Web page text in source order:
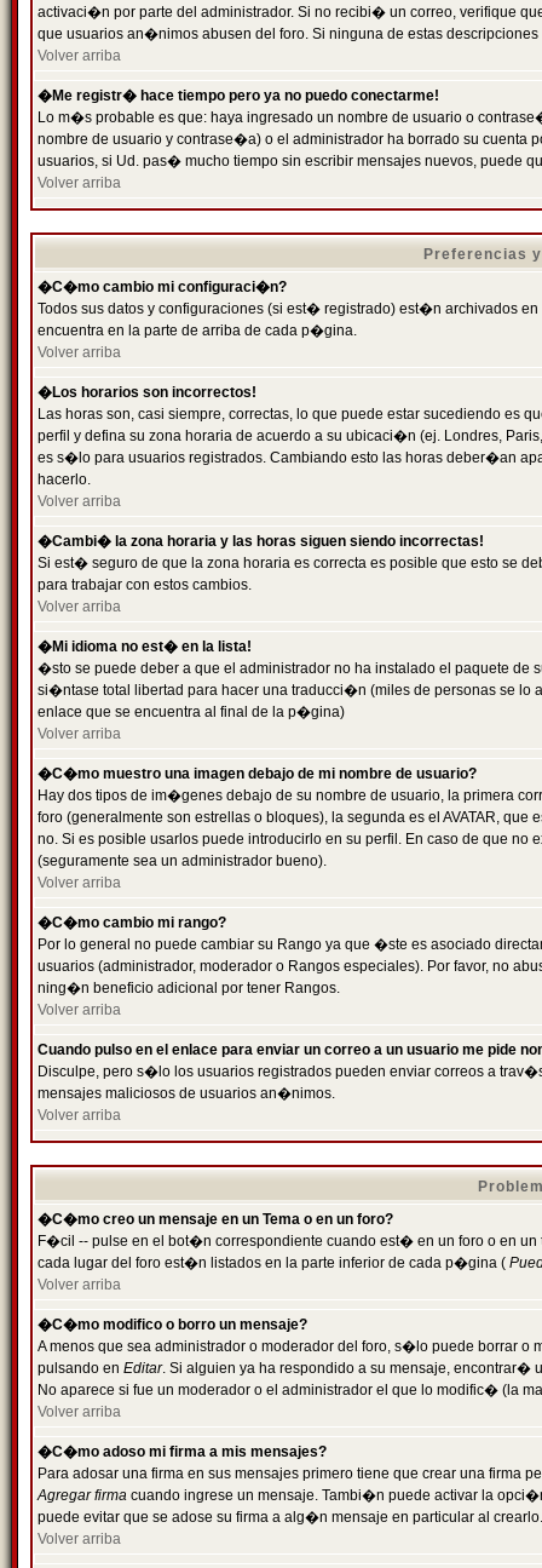
activaci�n por parte del administrador. Si no recibi� un correo, verifique
que usuarios an�nimos abusen del foro. Si ninguna de estas
Volver arriba
�Me registr� hace tiempo pero ya no puedo conectarme!
Lo m�s probable es que: haya ingresado un nombre de usuario o
nombre de usuario y contrase�a) o el administrador ha borrado su
usuarios, si Ud. pas� mucho tiempo sin escribir mensajes nuevos, puede
Volver arriba
Preferencias
�C�mo cambio mi configuraci�n?
Todos sus datos y configuraciones (si est� registrado) est�n archivados
encuentra en la parte de arriba de cada p�gina.
Volver arriba
�Los horarios son incorrectos!
Las horas son, casi siempre, correctas, lo que puede estar sucediendo es
perfil y defina su zona horaria de acuerdo a su ubicaci�n (ej. Londres,
es s�lo para usuarios registrados. Cambiando esto las horas deber�an
hacerlo.
Volver arriba
�Cambi� la zona horaria y las horas siguen siendo incorrectas!
Si est� seguro de que la zona horaria es correcta es posible que esto se
para trabajar con estos cambios.
Volver arriba
�Mi idioma no est� en la lista!
�sto se puede deber a que el administrador no ha instalado el paquete
si�ntase total libertad para hacer una traducci�n (miles de personas se
enlace que se encuentra al final de la p�gina)
Volver arriba
�C�mo muestro una imagen debajo de mi nombre de usuario?
Hay dos tipos de im�genes debajo de su nombre de usuario, la primera
foro (generalmente son estrellas o bloques), la segunda es el AVATAR,
no. Si es posible usarlos puede introducirlo en su perfil. En caso de que
(seguramente sea un administrador bueno).
Volver arriba
�C�mo cambio mi rango?
Por lo general no puede cambiar su Rango ya que �ste es asociado
usuarios (administrador, moderador o Rangos especiales). Por favor, no
ning�n beneficio adicional por tener Rangos.
Volver arriba
Cuando pulso en el enlace para enviar un correo a un usuario me pide
Disculpe, pero s�lo los usuarios registrados pueden enviar correos a
mensajes maliciosos de usuarios an�nimos.
Volver arriba
�C�mo creo un mensaje en un Tema o en un foro?
F�cil -- pulse en el bot�n correspondiente cuando est� en un foro o en
cada lugar del foro est�n listados en la parte inferior de cada p�gina (
Volver arriba
�C�mo modifico o borro un mensaje?
A menos que sea administrador o moderador del foro, s�lo puede borrar o
pulsando en Editar. Si alguien ya ha respondido a su mensaje, encontrar�
No aparece si fue un moderador o el administrador el que lo modific� (la
Volver arriba
�C�mo adoso mi firma a mis mensajes?
Para adosar una firma en sus mensajes primero tiene que crear una firma
Agregar firma cuando ingrese un mensaje. Tambi�n puede activar la
puede evitar que se adose su firma a alg�n mensaje en particular al crearlo.
Volver arriba